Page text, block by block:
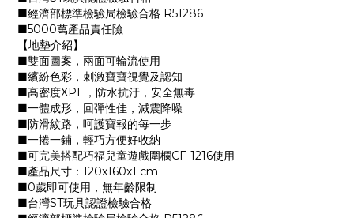
■經濟部標準檢驗局檢驗合格 R51286
■5000萬產品責任險
【地墊介紹】
■雙面圖案，兩面可輪流使用
■繽紛色彩，刺激寶寶視覺及認知
■高密度XPE，防水抗汙，安全無毒
■一體成形，回彈性佳，減震降噪
■防滑紋路，呵護寶報的每一步
■一捲一鋪，輕巧方便好收納
■可完美搭配巧福兒童遊戲圍欄CF-1216使用
■產品尺寸：120x160x1 cm
■0歲即可使用，無年齡限制
■台灣ST玩具認證檢驗合格